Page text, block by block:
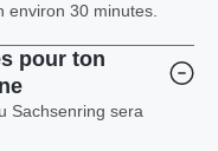
30 minutes.
pour ton
Sachsenring sera